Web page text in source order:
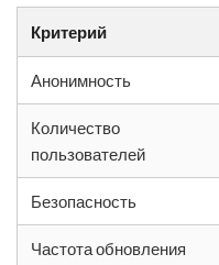
Критерий
Анонимность
Количество
пользователей
Безопасность
Частота обновления